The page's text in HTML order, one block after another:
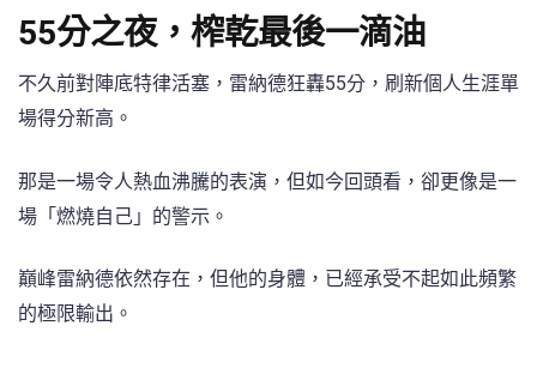
55分之夜，榨乾最後一滴油
不久前對陣底特律活塞，雷納德狂轟55分，刷新個人生涯單
場得分新高。
那是一場令人熱血沸騰的表演，但如今回頭看，卻更像是一
場「燃燒自己」的警示。
巔峰雷納德依然存在，但他的身體，已經承受不起如此頻繁
的極限輸出。